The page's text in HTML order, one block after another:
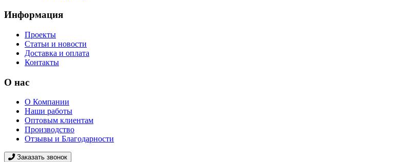
Информация
Проекты
Статьи и новости
Доставка и оплата
Контакты
О нас
О Компании
Наши работы
Оптовым клиентам
Производство
Отзывы и Благодарности
Заказать звонок